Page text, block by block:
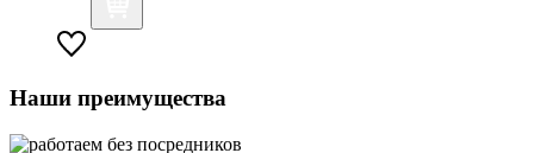
Наши преимущества